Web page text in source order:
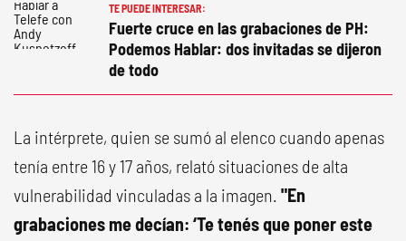
TE PUEDE INTERESAR:
Fuerte cruce en las grabaciones de PH:
Podemos Hablar: dos invitadas se dijeron
de todo
La intérprete, quien se sumó al elenco cuando apenas
tenía entre 16 y 17 años, relató situaciones de alta
vulnerabilidad vinculadas a la imagen. "En
grabaciones me decían: ‘Te tenés que poner este